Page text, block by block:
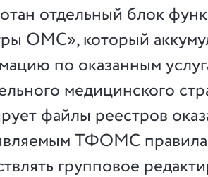
отдельный блок
ОМС», который
по оказанным
медицинского
файлы реестров
ТФОМС
групповое